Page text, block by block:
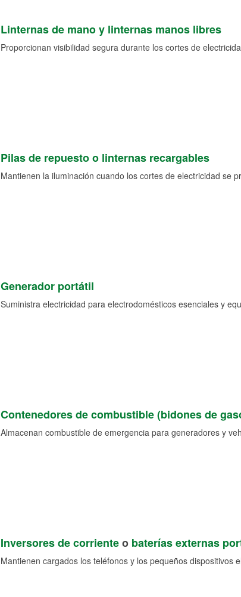
Linternas de mano y linternas manos libres
Proporcionan visibilidad segura durante los cortes de
Pilas de repuesto o linternas recargables
Mantienen la iluminación cuando los cortes de electricidad se
Generador portátil
Suministra electricidad para electrodomésticos esenciales y
Contenedores de combustible (bidones de
Almacenan combustible de emergencia para generadores y
Inversores de corrienteo baterías externas
Mantienen cargados los teléfonos y los pequeños dispositivos